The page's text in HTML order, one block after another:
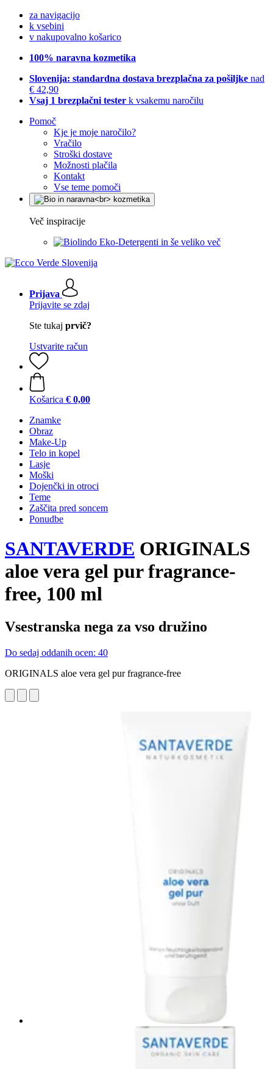
za navigacijo
k vsebini
v nakupovalno košarico
100% naravna kozmetika
Slovenija: standardna dostava brezplačna za pošiljke nad
€ 42,90
Vsaj 1 brezplačni tester k vsakemu naročilu
Pomoč
Kje je moje naročilo?
Vračilo
Stroški dostave
Možnosti plačila
Kontakt
Vse teme pomoči
Več inspiracije
Eko-Detergenti in še veliko več
Prijava
Prijavite se zdaj
Ste tukaj prvič?
Ustvarite račun
Košarica € 0,00
Znamke
Obraz
Make-Up
Telo in kopel
Lasje
Moški
Dojenčki in otroci
Teme
Zaščita pred soncem
Ponudbe
SANTAVERDE ORIGINALS
aloe vera gel pur fragrance-
free, 100 ml
Vsestranska nega za vso družino
Do sedaj oddanih ocen: 40
ORIGINALS aloe vera gel pur fragrance-free